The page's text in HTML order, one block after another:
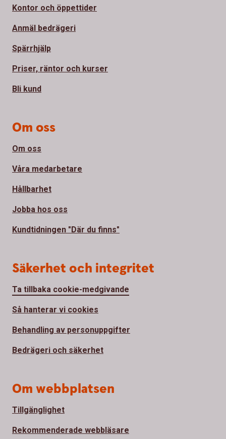
Kontor och öppettider
Anmäl bedrägeri
Spärrhjälp
Priser, räntor och kurser
Bli kund
Om oss
Om oss
Våra medarbetare
Hållbarhet
Jobba hos oss
Kundtidningen "Där du finns"
Säkerhet och integritet
Ta tillbaka cookie-medgivande
Så hanterar vi cookies
Behandling av personuppgifter
Bedrägeri och säkerhet
Om webbplatsen
Tillgänglighet
Rekommenderade webbläsare